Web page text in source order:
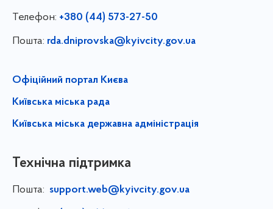
Телефон: +380 (44) 573-27-50
Пошта: rda.dniprovska@kyivcity.gov.ua
Офіційний портал Києва
Київська міська рада
Київська міська державна адміністрація
Технічна підтримка
Пошта: support.web@kyivcity.gov.ua